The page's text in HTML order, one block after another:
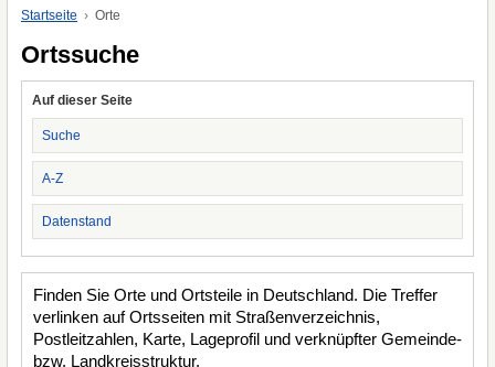
Startseite Orte
Ortssuche
Auf dieser Seite
Suche
A-Z
Datenstand
Finden Sie Orte und Ortsteile in Deutschland. Die Treffer
verlinken auf Ortsseiten mit Straßenverzeichnis,
Postleitzahlen, Karte, Lageprofil und verknüpfter Gemeinde-
bzw. Landkreisstruktur.